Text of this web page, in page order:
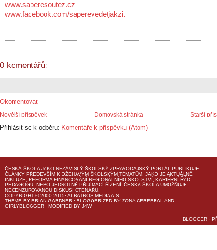
www.saperesoutez.cz
www.facebook.com/saperevedetjakzit
0 komentářů:
Okomentovat
Novější příspěvek Starší
Domovská stránka
Přihlásit se k odběru: Komentáře k příspěvku (Atom)
ČESKÁ ŠKOLA JAKO NEZÁVISLÝ ŠKOLSKÝ ZPRAVODAJSKÝ PORTÁL PUBLIKUJE
ČLÁNKY PŘEDEVŠÍM K OŽEHAVÝM ŠKOLSKÝM TÉMATŮM, JAKO JE AKTUÁLNĚ
INKLUZE, REFORMA FINANCOVÁNÍ REGIONÁLNÍHO ŠKOLSTVÍ, KARIÉRNÍ ŘÁD
PEDAGOGŮ, NEBO JEDNOTNÉ PŘIJÍMACÍ ŘÍZENÍ. ČESKÁ ŠKOLA UMOŽŇUJE
NECENZUROVANOU DISKUSI ČTENÁŘŮ.
COPYRIGHT © 2000-2015· ALBATROS MEDIA A.S.
THEME BY BRIAN GARDNER · BLOGGERIZED BY ZONA CEREBRAL AND
GIRLYBLOGGER · MODIFIED BY J4W
BLOGGER ·